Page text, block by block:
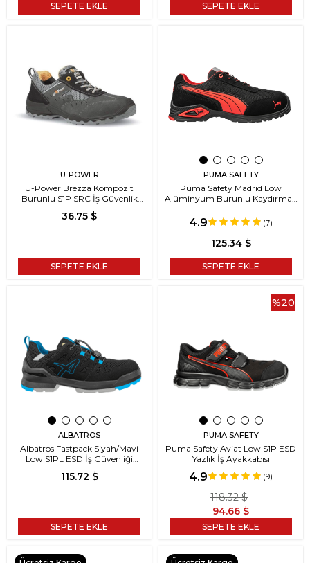
SEPETE EKLE SEPETE EKLE
U-POWER
U-Power Brezza Kompozit
Burunlu S1P SRC İş Güvenlik
Ayakkabısı
36.75 $
SEPETE EKLE
PUMA SAFETY
Puma Safety Madrid Low
Alüminyum Burunlu Kaydırmaz
4.9 (7)
125.34 $
SEPETE EKLE
ALBATROS
Albatros Fastpack Siyah/Mavi
Low S1PL ESD İş Güvenliği
Ayakkabısı
115.72 $
SEPETE EKLE
PUMA SAFETY
Puma Safety Aviat Low S1P ESD
Yazlık İş Ayakkabısı
94.66 $
118.32 $
4.9 (9)
SEPETE EKLE
%20